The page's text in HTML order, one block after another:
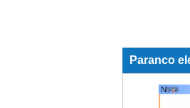
Paranco